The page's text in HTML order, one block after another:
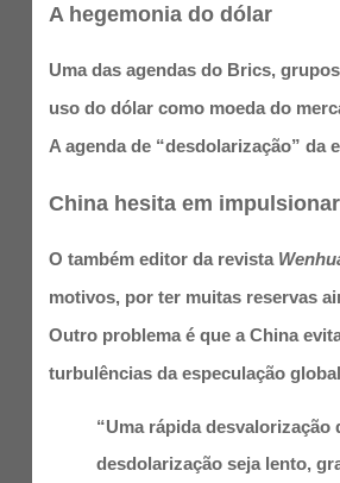
A hegemonia do dólar
Uma das agendas do Brics,
uso do dólar como moeda do
A agenda de “desdolarização” da
China hesita em
O também editor da revista
motivos, por ter muitas reservas
Outro problema é que a China
turbulências da especulação
“Uma rápida
desdolarização seja lento,